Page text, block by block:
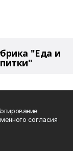
"Еда и
согласия